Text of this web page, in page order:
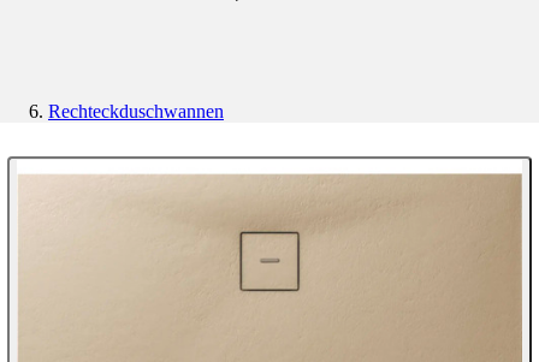
Rechteckduschwannen